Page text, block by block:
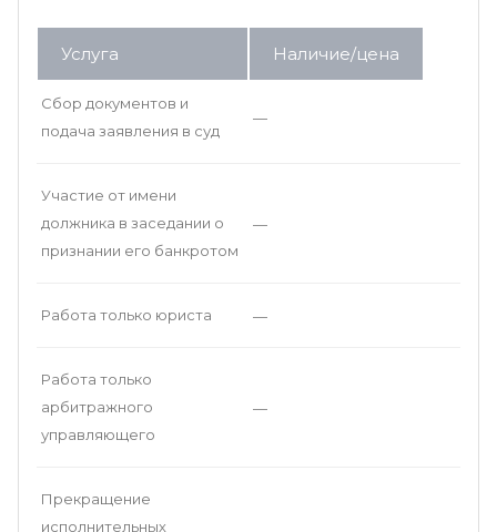
Услуга Наличие/цена
Сбор документов и
подача заявления в суд
—
Участие от имени
должника в заседании о
признании его банкротом
—
Работа только юриста —
Работа только
арбитражного
управляющего
—
Прекращение
исполнительных